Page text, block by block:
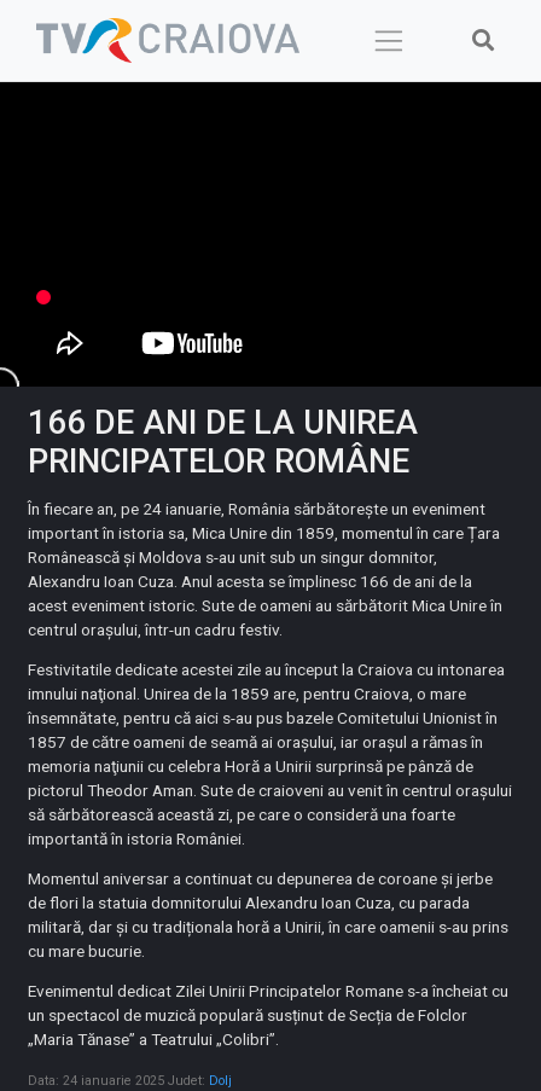
166 DE ANI DE LA UNIREA
PRINCIPATELOR ROMÂNE
În fiecare an, pe 24 ianuarie, România sărbătorește un eveniment
important în istoria sa, Mica Unire din 1859, momentul în care Țara
Românească și Moldova s-au unit sub un singur domnitor,
Alexandru Ioan Cuza. Anul acesta se împlinesc 166 de ani de la
acest eveniment istoric. Sute de oameni au sărbătorit Mica Unire în
centrul orașului, într-un cadru festiv.
Festivitatile dedicate acestei zile au început la Craiova cu intonarea
imnului naţional. Unirea de la 1859 are, pentru Craiova, o mare
însemnătate, pentru că aici s-au pus bazele Comitetului Unionist în
1857 de către oameni de seamă ai oraşului, iar oraşul a rămas în
memoria naţiunii cu celebra Horă a Unirii surprinsă pe pânză de
pictorul Theodor Aman. Sute de craioveni au venit în centrul orașului
să sărbătorească această zi, pe care o consideră una foarte
importantă în istoria României.
Momentul aniversar a continuat cu depunerea de coroane și jerbe
de flori la statuia domnitorului Alexandru Ioan Cuza, cu parada
militară, dar și cu tradiționala horă a Unirii, în care oamenii s-au prins
cu mare bucurie.
Evenimentul dedicat Zilei Unirii Principatelor Romane s-a încheiat cu
un spectacol de muzică populară susținut de Secția de Folclor
„Maria Tănase” a Teatrului „Colibri”.
Data: 24 ianuarie 2025 Judet: Dolj